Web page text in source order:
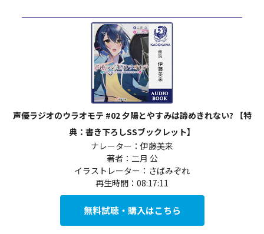
声優ラジオのウラオモテ #02 夕陽とやすみは諦めきれない? 【特
典：書き下ろしSSブックレット】
ナレーター：伊藤美来
著者：二月 公
イラストレーター：さばみぞれ
再生時間：08:17:11
無料試聴・購入はこちら